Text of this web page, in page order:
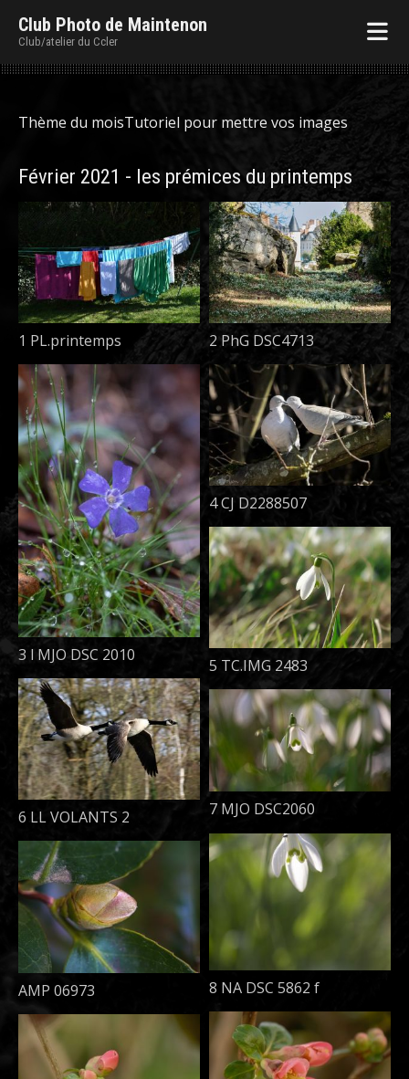
Club Photo de Maintenon
Club/atelier du Ccler
Thème du moisTutoriel pour mettre vos images
Février 2021 - les prémices du printemps
1 PL.printemps 2 PhG DSC4713
3 l MJO DSC 2010
4 CJ D2288507
5 TC.IMG 2483
6 LL VOLANTS 2 7 MJO DSC2060
8 NA DSC 5862 f
AMP 06973